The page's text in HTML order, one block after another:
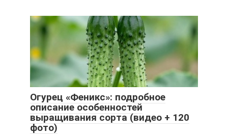
Огурец «Феникс»: подробное
описание особенностей
выращивания сорта (видео + 120
фото)